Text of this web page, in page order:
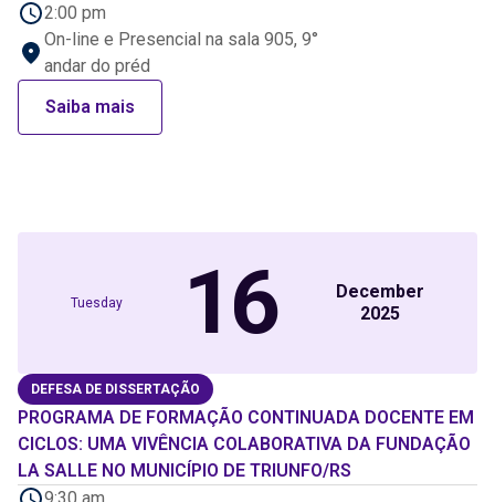
2:00 pm
On-line e Presencial na sala 905, 9°
andar do préd
Saiba mais
Tuesday 16
December
2025
DEFESA DE DISSERTAÇÃO
PROGRAMA DE FORMAÇÃO CONTINUADA DOCENTE EM
CICLOS: UMA VIVÊNCIA COLABORATIVA DA FUNDAÇÃO
LA SALLE NO MUNICÍPIO DE TRIUNFO/RS